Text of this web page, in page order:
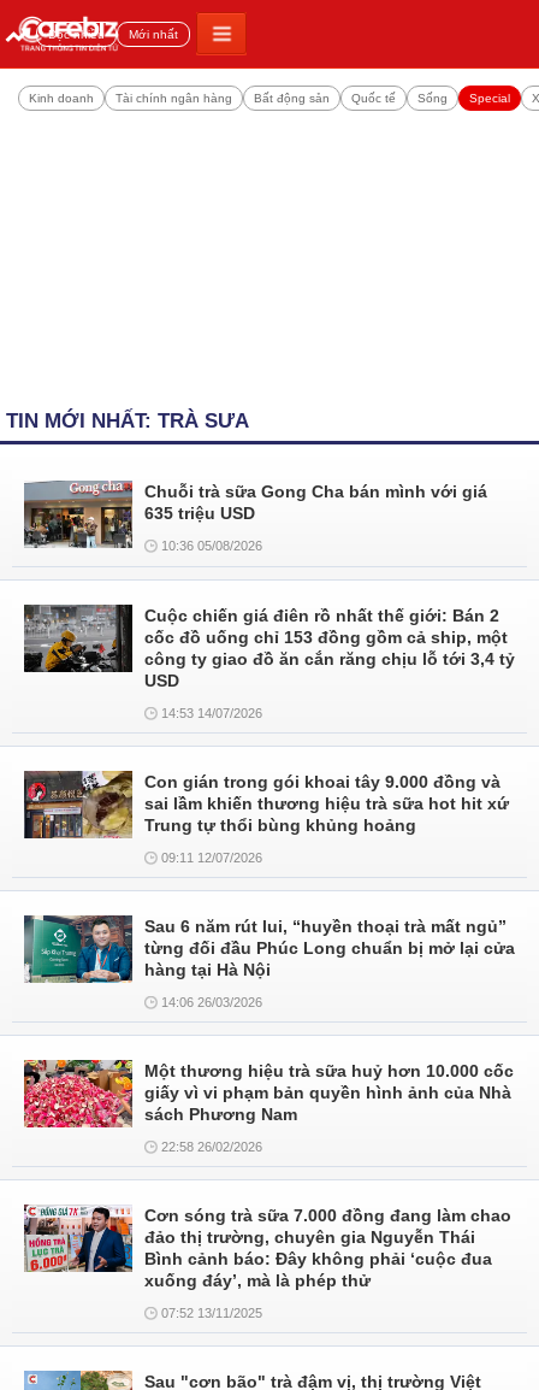
Đọc nhiều Mới nhất
Kinh doanh Tài chính ngân hàng Bất động sản Quốc tế Sống Special
TIN MỚI NHẤT: TRÀ SƯA
Chuỗi trà sữa Gong Cha bán mình với giá
635 triệu USD
10:36 05/08/2026
Cuộc chiến giá điên rồ nhất thế giới: Bán 2
cốc đồ uống chỉ 153 đồng gồm cả ship, một
công ty giao đồ ăn cắn răng chịu lỗ tới 3,4 tỷ
USD
14:53 14/07/2026
Con gián trong gói khoai tây 9.000 đồng và
sai lầm khiến thương hiệu trà sữa hot hit xứ
Trung tự thổi bùng khủng hoảng
09:11 12/07/2026
Sau 6 năm rút lui, “huyền thoại trà mất ngủ”
từng đối đầu Phúc Long chuẩn bị mở lại cửa
hàng tại Hà Nội
14:06 26/03/2026
Một thương hiệu trà sữa huỷ hơn 10.000 cốc
giấy vì vi phạm bản quyền hình ảnh của Nhà
sách Phương Nam
22:58 26/02/2026
Cơn sóng trà sữa 7.000 đồng đang làm chao
đảo thị trường, chuyên gia Nguyễn Thái
Bình cảnh báo: Đây không phải ‘cuộc đua
xuống đáy’, mà là phép thử
07:52 13/11/2025
Sau "cơn bão" trà đậm vị, thị trường Việt